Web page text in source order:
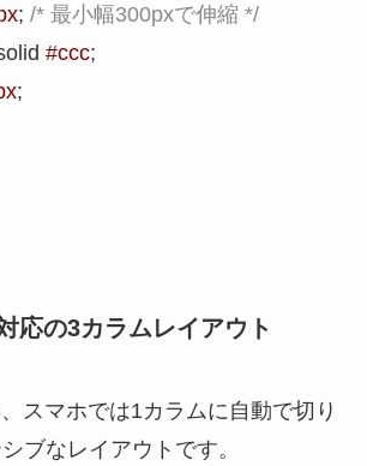
; /* 最小幅300pxで伸縮 */
#ccc;
;
応の3カラムレイアウト
スマホでは1カラムに自動で切り
ブなレイアウトです。